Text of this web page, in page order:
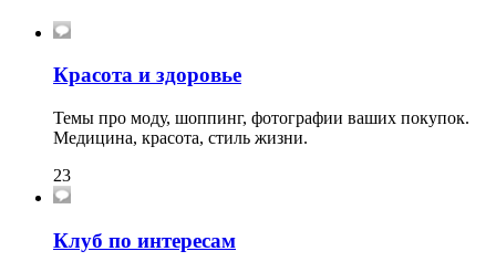
Красота и здоровье
Темы про моду, шоппинг, фотографии ваших покупок.
Медицина, красота, стиль жизни.
23
Клуб по интересам